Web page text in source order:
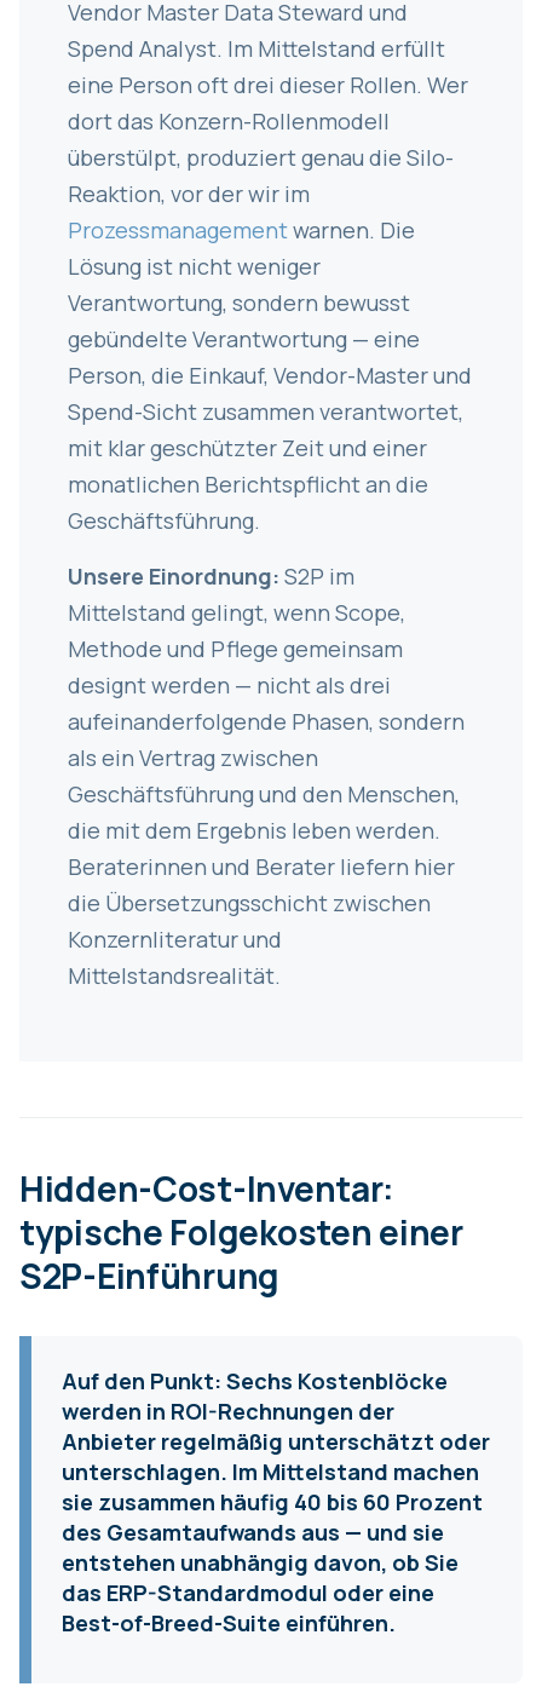
Vendor Master Data Steward und
Spend Analyst. Im Mittelstand erfüllt
eine Person oft drei dieser Rollen. Wer
dort das Konzern-Rollenmodell
überstülpt, produziert genau die Silo-
Reaktion, vor der wir im
Prozessmanagementwarnen. Die
Lösung ist nicht weniger
Verantwortung, sondern bewusst
gebündelte Verantwortung — eine
Person, die Einkauf, Vendor-Master und
Spend-Sicht zusammen verantwortet,
mit klar geschützter Zeit und einer
monatlichen Berichtspflicht an die
Geschäftsführung.
Unsere Einordnung: S2P im
Mittelstand gelingt, wenn Scope,
Methode und Pflege gemeinsam
designt werden — nicht als drei
aufeinanderfolgende Phasen, sondern
als ein Vertrag zwischen
Geschäftsführung und den Menschen,
die mit dem Ergebnis leben werden.
Beraterinnen und Berater liefern hier
die Übersetzungsschicht zwischen
Konzernliteratur und
Mittelstandsrealität.
Hidden-Cost-Inventar:
typische Folgekosten einer
S2P-Einführung
Auf den Punkt: Sechs Kostenblöcke
werden in ROI-Rechnungen der
Anbieter regelmäßig unterschätzt oder
unterschlagen. Im Mittelstand machen
sie zusammen häufig 40 bis 60 Prozent
des Gesamtaufwands aus — und sie
entstehen unabhängig davon, ob Sie
das ERP-Standardmodul oder eine
Best-of-Breed-Suite einführen.